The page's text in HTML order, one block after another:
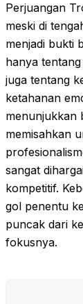
Perjuangan
meski di
menjadi bukti
hanya
juga tentang
ketahanan
menunjukkan
memisahkan
sangat
kompetitif.
gol penentu
puncak dari
fokusnya.